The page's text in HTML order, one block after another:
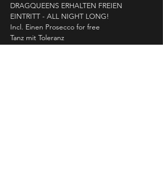
DRAGQUEENS ERHALTEN FREIEN
EINTRITT - ALL NIGHT LONG!
Incl. Einen Prosecco for free